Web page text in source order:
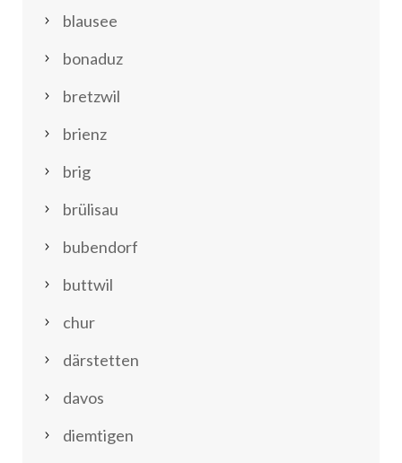
blausee
bonaduz
bretzwil
brienz
brig
brülisau
bubendorf
buttwil
chur
därstetten
davos
diemtigen